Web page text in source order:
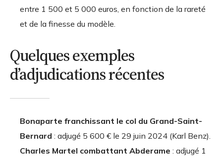
entre 1 500 et 5 000 euros, en fonction de la rareté
et de la finesse du modèle.
Quelques exemples
d’adjudications récentes
Bonaparte franchissant le col du Grand-Saint-
Bernard : adjugé 5 600 € le 29 juin 2024 (Karl Benz).
Charles Martel combattant Abderame : adjugé 1